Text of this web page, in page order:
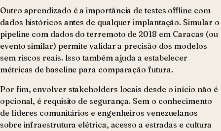
Outro aprendizado é a importância de testes offline com
dados históricos antes de qualquer implantação. Simular o
pipeline com dados do terremoto de 2018 em Caracas (ou
evento similar) permite validar a precisão dos modelos
sem riscos reais. Isso também ajuda a estabelecer
métricas de baseline para comparação futura.
Por fim, envolver stakeholders locais desde o início não é
opcional, é requisito de segurança. Sem o conhecimento
de líderes comunitários e engenheiros venezuelanos
sobre infraestrutura elétrica, acesso a estradas e cultura